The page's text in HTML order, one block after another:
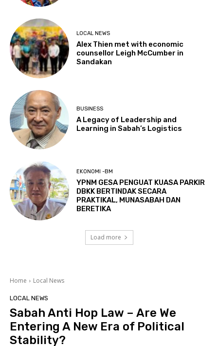
LOCAL NEWS
Alex Thien met with economic
counsellor Leigh McCumber in
Sandakan
BUSINESS
A Legacy of Leadership and
Learning in Sabah’s Logistics
EKONOMI -BM
YPNM GESA PENGUAT KUASA PARKIR
DBKK BERTINDAK SECARA
PRAKTIKAL, MUNASABAH DAN
BERETIKA
Load more